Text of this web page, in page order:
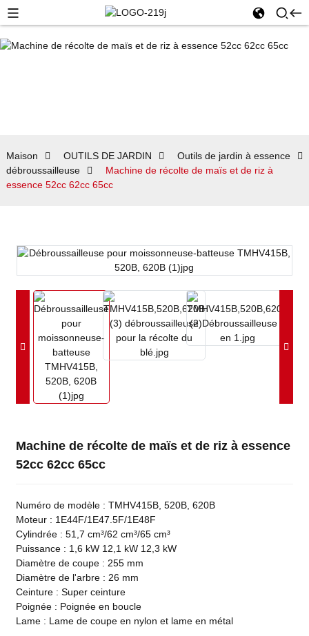
Maison OUTILS DE JARDIN
Outils de jardin à essence
débroussailleuse
Machine de récolte de maïs et de riz à
essence 52cc 62cc 65cc
Machine de récolte de maïs et de riz à essence
52cc 62cc 65cc
Numéro de modèle : TMHV415B, 520B, 620B
Moteur : 1E44F/1E47.5F/1E48F
Cylindrée : 51,7 cm³/62 cm³/65 cm³
Puissance : 1,6 kW 12,1 kW 12,3 kW
Diamètre de coupe : 255 mm
Diamètre de l'arbre : 26 mm
Ceinture : Super ceinture
Poignée : Poignée en boucle
Lame : Lame de coupe en nylon et lame en métal